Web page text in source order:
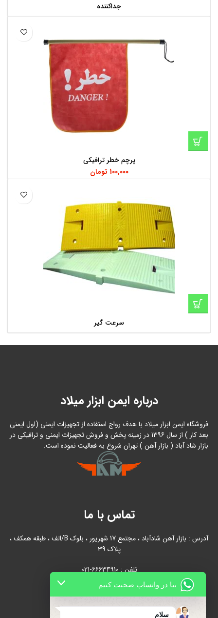
جداکننده
پرچم خطر ترافیکی
100,000 تومان
سرعت گیر
درباره ایمن ابزار میلاد
فروشگاه ایمن ابزار میلاد با هدف رواج استفاده از تجهیزات ایمنی (اول ایمنی
بعد کار ) از سال 1396 در زمینه پخش و فروش تجهیزات ایمنی و ترافیکی در
بازار شاد آباد ( بازار آهن ) تهران شروع به فعالیت نموده است.
تماس با ما
آدرس : بازار آهن شادآباد ، مجتمع 17 شهریور ، بلوک B/الف ، طبقه همکف ،
پلاک 39
تلفن : 66634910-021
021-66631684
بیا در واتساپ صحبت کنیم
سلام